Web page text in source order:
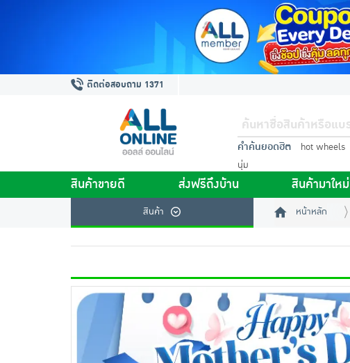
ติดต่อสอบถาม 1371
คำค้นยอดฮิต hot wheels
นุ่ม
สินค้าขายดี ส่งฟรีถึงบ้าน สินค้ามาใหม่
สินค้า หน้าหลัก